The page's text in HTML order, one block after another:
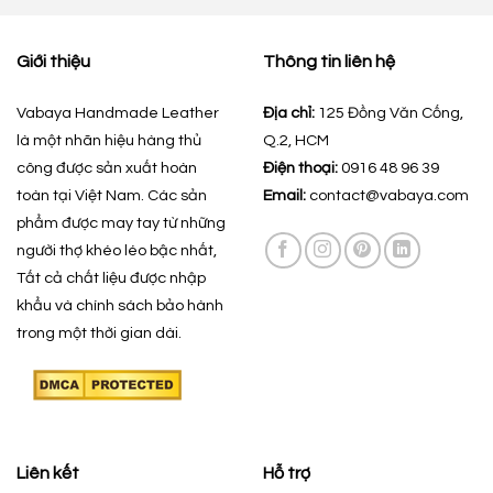
Giới thiệu
Vabaya Handmade Leather
là một nhãn hiệu hàng thủ
công được sản xuất hoàn
toàn tại Việt Nam. Các sản
phẩm được may tay từ những
người thợ khéo léo bậc nhất,
Tất cả chất liệu được nhập
khẩu và chính sách bảo hành
trong một thời gian dài.
Thông tin liên hệ
Địa chỉ: 125 Đồng Văn Cống,
Q.2, HCM
Điện thoại: 0916 48 96 39
Email: contact@vabaya.com
Liên kết Hỗ trợ